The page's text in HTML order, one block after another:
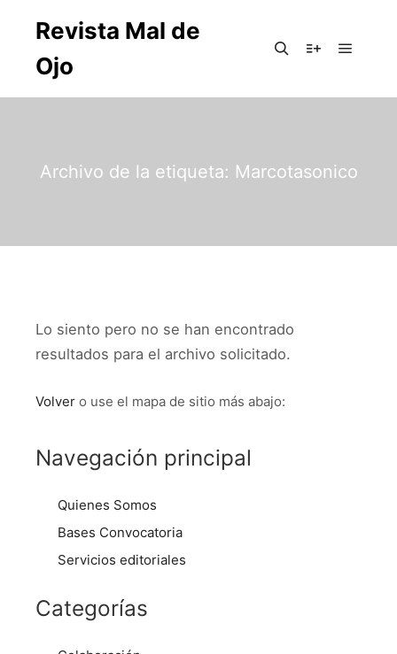
Revista Mal de
Ojo
Archivo de la etiqueta: Marcotasonico
Lo siento pero no se han encontrado
resultados para el archivo solicitado.
Volver o use el mapa de sitio más abajo:
Navegación principal
Quienes Somos
Bases Convocatoria
Servicios editoriales
Categorías